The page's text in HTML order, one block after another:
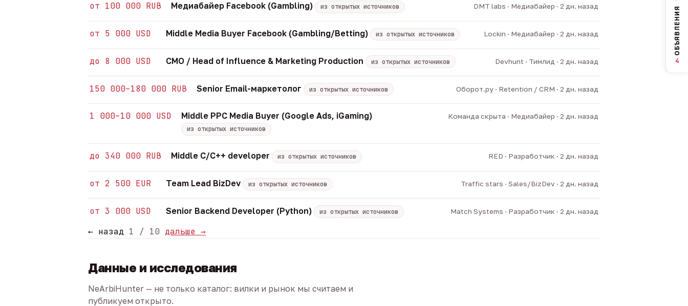
от 100 000 RUB Медиабайер Facebook (Gambling) из открытых источников DMT labs · Медиабайер · 2 дн. назад
от 5 000 USD Middle Media Buyer Facebook (Gambling/Betting) из открытых источников Lockin · Медиабайер · 2 дн. назад
до 8 000 USD CMO / Head of Influence & Marketing Production из открытых источников Devhunt · Тимлид · 2 дн. назад
150 000–180 000 RUB Senior Email-маркетолог из открытых источников Оборот.ру · Retention / CRM · 2 дн. назад
1 000–10 000 USD Middle PPC Media Buyer (Google Ads, iGaming)
из открытых источников
Команда скрыта · Медиабайер · 2 дн. назад
до 340 000 RUB Middle C/C++ developer из открытых источников RED · Разработчик · 2 дн. назад
от 2 500 EUR Team Lead BizDev из открытых источников Traffic stars · Sales/BizDev · 2 дн. назад
от 3 000 USD Senior Backend Developer (Python) из открытых источников Match Systems · Разработчик · 2 дн. назад
← назад 1 / 10 дальше →
Данные и исследования
NeArbiHunter — не только каталог: вилки и рынок мы считаем и
публикуем открыто.
ОБЪЯВЛЕНИЯ
4